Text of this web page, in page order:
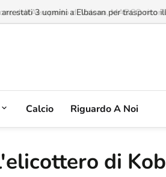
dell'Aeroporto di Valona, MABCO
Calcio Riguardo A Noi
di